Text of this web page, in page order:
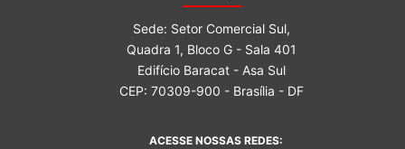
Sede: Setor Comercial Sul,
Quadra 1, Bloco G - Sala 401
Edifício Baracat - Asa Sul
CEP: 70309-900 - Brasília - DF
ACESSE NOSSAS REDES: